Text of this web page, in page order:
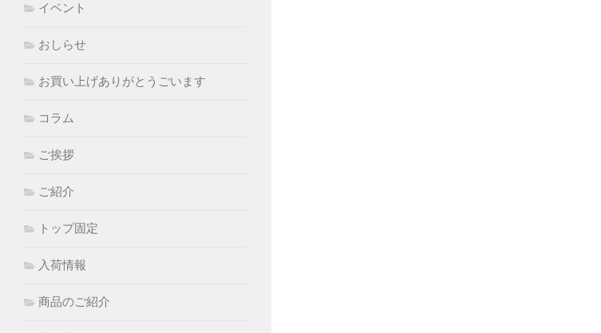
イベント
おしらせ
お買い上げありがとうごいます
コラム
ご挨拶
ご紹介
トップ固定
入荷情報
商品のご紹介